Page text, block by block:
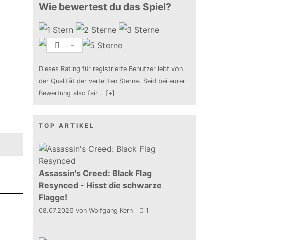
Wie bewertest du das Spiel?
-
Dieses Rating für registrierte Benutzer lebt von
der Qualität der verteilten Sterne. Seid bei eurer
Bewertung also fair... [+]
TOP ARTIKEL
Assassin's Creed: Black Flag
Resynced - Hisst die schwarze
Flagge!
08.07.2026 von Wolfgang Kern 1